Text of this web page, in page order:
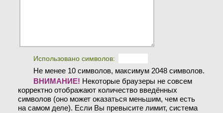
Использовано символов:
Не менее 10 символов, максимум 2048 символов.
ВНИМАНИЕ! Некоторые браузеры не совсем
корректно отображают количество введённых
символов (оно может оказаться меньшим, чем есть
на самом деле). Если Вы превысите лимит, система